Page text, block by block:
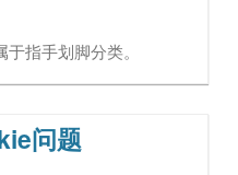
于指手划脚分类。
问题